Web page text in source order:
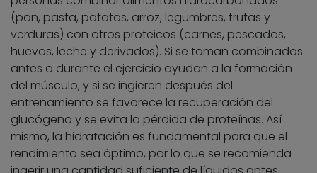
(pan, pasta, patatas, arroz, legumbres, frutas y
verduras) con otros proteicos (carnes, pescados,
huevos, leche y derivados). Si se toman combinados
antes o durante el ejercicio ayudan a la formación
del músculo, y si se ingieren después del
entrenamiento se favorece la recuperación del
glucógeno y se evita la pérdida de proteínas. Así
mismo, la hidratación es fundamental para que el
rendimiento sea óptimo, por lo que se recomienda